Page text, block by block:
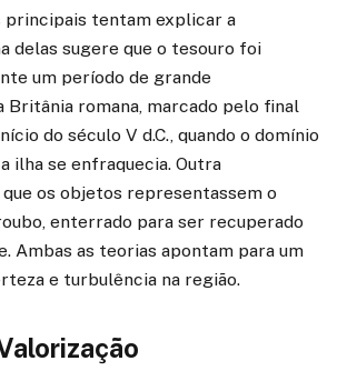
principais tentam explicar a
delas sugere que o tesouro foi
um período de grande
Britânia romana, marcado pelo final
do século V d.C., quando o domínio
ilha se enfraquecia. Outra
os objetos representassem o
enterrado para ser recuperado
Ambas as teorias apontam para um
e turbulência na região.